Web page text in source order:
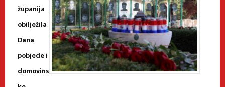
županija
obilježila
Dana
pobjede i
domovins